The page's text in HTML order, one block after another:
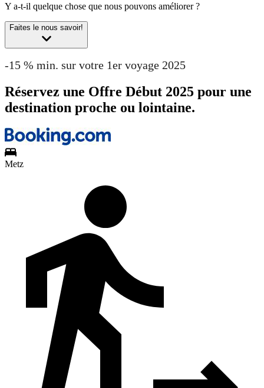
Y a-t-il quelque chose que nous pouvons améliorer ?
Faites le nous savoir!
-15 % min. sur votre 1er voyage 2025
Réservez une Offre Début 2025 pour une
destination proche ou lointaine.
Metz